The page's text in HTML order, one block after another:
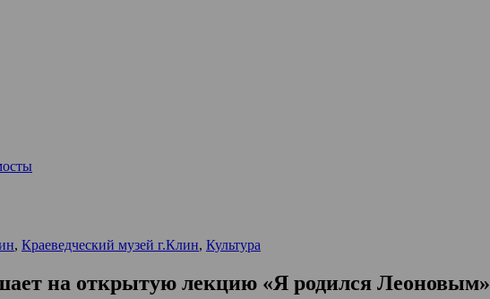
, Краеведческий музей г.Клин, Культура
на открытую лекцию «Я родился Леоновым»